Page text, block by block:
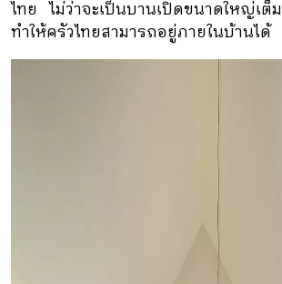
ไทย ไม่ว่าจะเป็นบานเปิดขนาดใหญ่เ
ทำให้ครัวไทยสามารถอยู่ภายในบ้าน